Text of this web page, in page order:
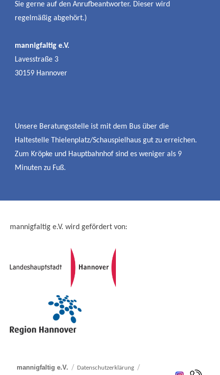
Sie gerne auf den Anrufbeantworter. Dieser wird
regelmäßig abgehört.)
mannigfaltig e.V.
Lavesstraße 3
30159 Hannover
Unsere Beratungsstelle ist mit dem Bus über die
Haltestelle Thielenplatz/Schauspielhaus gut zu erreichen.
Zum Kröpke und Hauptbahnhof sind es weniger als 9
Minuten zu Fuß.
mannigfaltig e.V. wird gefördert von:
mannigfaltig e.V.
Datenschutzerklärung